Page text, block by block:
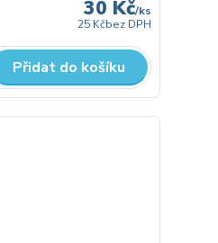
30 Kč/ks
25 Kčbez DPH
Přidat do košíku